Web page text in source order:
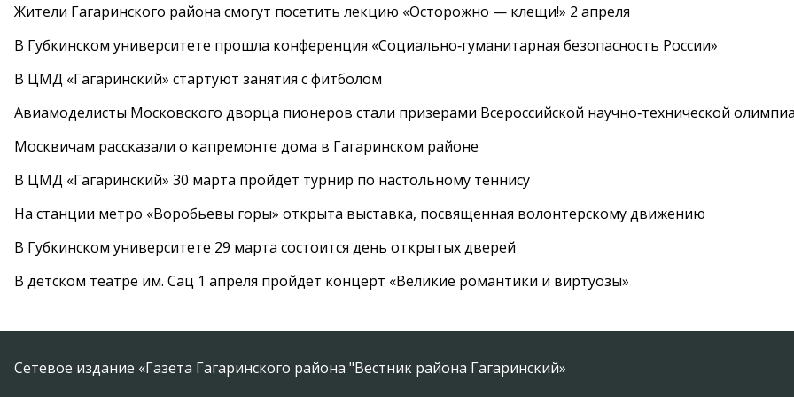
Жители Гагаринского района смогут посетить лекцию «Осторожно — клещи!» 2 апреля
В Губкинском университете прошла конференция «Социально‑гуманитарная безопасность России»
В ЦМД «Гагаринский» стартуют занятия с фитболом
Авиамоделисты Московского дворца пионеров стали призерами Всероссийской научно‑технической
Москвичам рассказали о капремонте дома в Гагаринском районе
В ЦМД «Гагаринский» 30 марта пройдет турнир по настольному теннису
На станции метро «Воробьевы горы» открыта выставка, посвященная волонтерскому движению
В Губкинском университете 29 марта состоится день открытых дверей
В детском театре им. Сац 1 апреля пройдет концерт «Великие романтики и виртуозы»
Сетевое издание «Газета Гагаринского района "Вестник района Гагаринский»